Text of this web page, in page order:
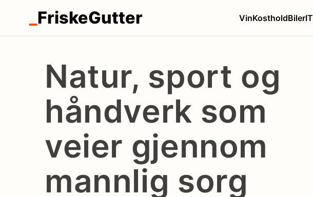
FriskeGutter VinKostholdBilerIT
Natur, sport og
håndverk som
veier gjennom
mannlig sorg